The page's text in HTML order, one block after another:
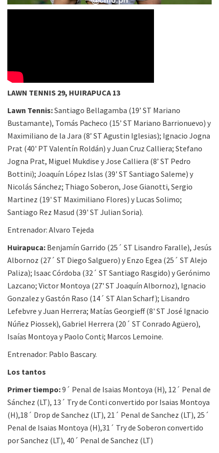
LAWN TENNIS 29, HUIRAPUCA 13
Lawn Tennis:Santiago Bellagamba (19’ ST Mariano
Bustamante), Tomás Pacheco (15’ ST Mariano Barrionuevo) y
Maximiliano de la Jara (8’ ST Agustin Iglesias); Ignacio Jogna
Prat (40' PT Valentín Roldán) y Juan Cruz Calliera; Stefano
Jogna Prat, Miguel Mukdise y Jose Calliera (8’ ST Pedro
Bottini); Joaquín López Islas (39' ST Santiago Saleme) y
Nicolás Sánchez; Thiago Soberon, Jose Gianotti, Sergio
Martinez (19' ST Maximiliano Flores) y Lucas Solimo;
Santiago Rez Masud (39' ST Julian Soria).
Entrenador: Alvaro Tejeda
Huirapuca: Benjamín Garrido (25´ ST Lisandro Faralle), Jesús
Albornoz (27´ ST Diego Salguero) y Enzo Egea (25´ ST Alejo
Paliza); Isaac Córdoba (32´ ST Santiago Rasgido) y Gerónimo
Lazcano; Victor Montoya (27' ST Joaquín Albornoz), Ignacio
Gonzalez y Gastón Raso (14´ ST Alan Scharf); Lisandro
Lefebvre y Juan Herrera; Matías Georgieff (8' ST José Ignacio
Núñez Piossek), Gabriel Herrera (20´ ST Conrado Agüero),
Isaías Montoya y Paolo Conti; Marcos Lemoine.
Entrenador: Pablo Bascary.
Los tantos
Primer tiempo:9´ Penal de Isaias Montoya (H), 12´ Penal de
Sánchez (LT), 13´ Try de Conti convertido por Isaias Montoya
(H),18´ Drop de Sanchez (LT), 21´ Penal de Sanchez (LT), 25´
Penal de Isaias Montoya (H),31´ Try de Soberon convertido
por Sanchez (LT), 40´ Penal de Sanchez (LT)